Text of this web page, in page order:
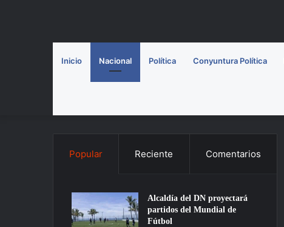
Inicio Nacional Política Conyuntura Política
Popular Reciente Comentarios
Alcaldía del DN proyectará
partidos del Mundial de
Fútbol